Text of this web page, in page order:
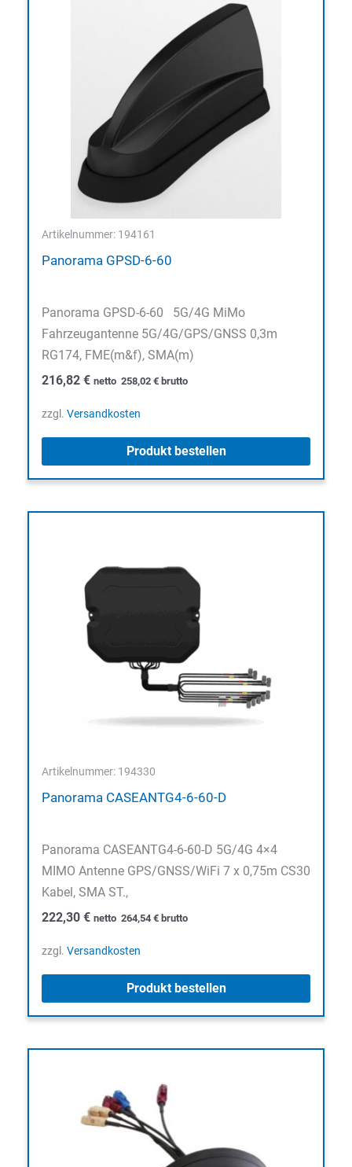
Artikelnummer: 194161
Panorama GPSD-6-60
Panorama GPSD-6-60 5G/4G MiMo
Fahrzeugantenne 5G/4G/GPS/GNSS 0,3m
RG174, FME(m&f), SMA(m)
216,82 € netto 258,02 € brutto
zzgl. Versandkosten
Produkt bestellen
Artikelnummer: 194330
Panorama CASEANTG4-6-60-D
Panorama CASEANTG4-6-60-D 5G/4G 4×4
MIMO Antenne GPS/GNSS/WiFi 7 x 0,75m CS30
Kabel, SMA ST.,
222,30 € netto 264,54 € brutto
zzgl. Versandkosten
Produkt bestellen